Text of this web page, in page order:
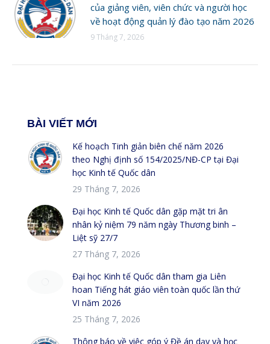
của giảng viên, viên chức và người học
về hoạt động quản lý đào tạo năm 2026
9 Tháng 7, 2026
BÀI VIẾT MỚI
Kế hoạch Tinh giản biên chế năm 2026
theo Nghị định số 154/2025/NĐ-CP tại Đại
học Kinh tế Quốc dân
29 Tháng 7, 2026
Đại học Kinh tế Quốc dân gặp mặt tri ân
nhân kỷ niệm 79 năm ngày Thương binh –
Liệt sỹ 27/7
27 Tháng 7, 2026
Đại học Kinh tế Quốc dân tham gia Liên
hoan Tiếng hát giáo viên toàn quốc lần thứ
VI năm 2026
25 Tháng 7, 2026
Thông báo về việc góp ý Đề án dạy và học